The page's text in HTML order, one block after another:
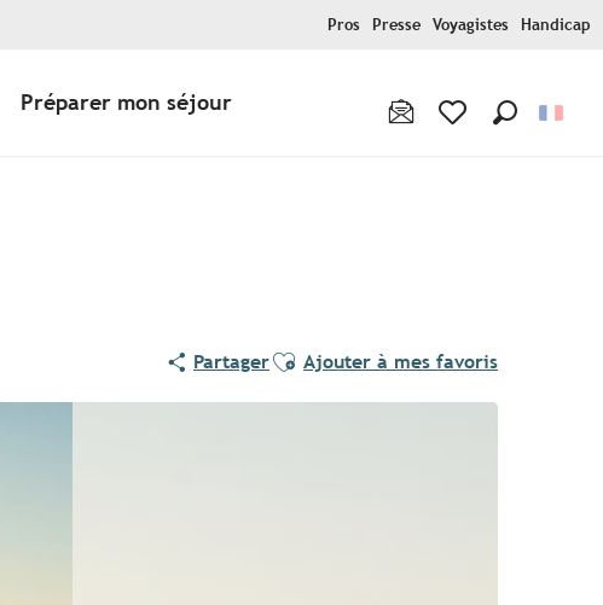
Pros Presse Voyagistes Handicap
Préparer mon séjour
PartagerAjouter aux favoris
Ajouter à mes favoris